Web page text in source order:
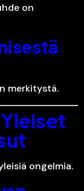
on
merkitystä.
ongelmia.